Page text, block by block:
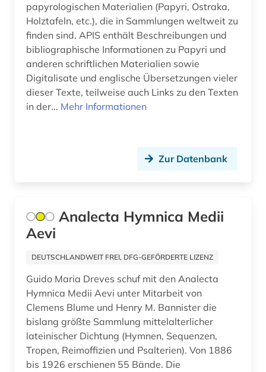
förderpreis für deutsche wissenschaftler im g.
w. leibniz-programm (1)
galloromanistik (4)
geisteswissenschaft (1)
geisteswissenschaften (1)
grammatik (3)
griechenland <altertum> (1)
griechenland altertum (2)
griechisch (17)
griechisch-römisches ägypten (3)
papyrologischen Materialien (Papyri, Ostraka,
Holztafeln, etc.), die in Sammlungen weltweit zu
finden sind. APIS enthält Beschreibungen und
bibliographische Informationen zu Papyri und
anderen schriftlichen Materialien sowie
Digitalisate und englische Übersetzungen vieler
dieser Texte, teilweise auch Links zu den Texten
in der... Mehr Informationen
Zur Datenbank
Analecta Hymnica Medii
Aevi
DEUTSCHLANDWEIT FREI, DFG-GEFÖRDERTE LIZENZ
Guido Maria Dreves schuf mit den Analecta
Hymnica Medii Aevi unter Mitarbeit von
Clemens Blume und Henry M. Bannister die
bislang größte Sammlung mittelalterlicher
lateinischer Dichtung (Hymnen, Sequenzen,
Tropen, Reimoffizien und Psalterien). Von 1886
bis 1926 erschienen 55 Bände. Die